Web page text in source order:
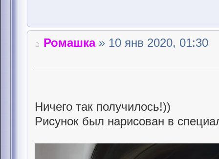
Ромашка» 10 янв 2020, 01:30
Ничего так получилось!))
Рисунок был нарисован в